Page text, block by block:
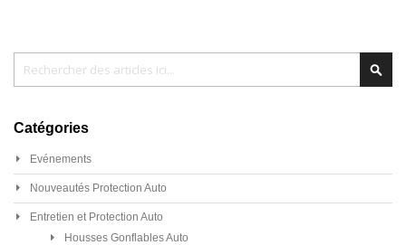
Catégories
Evénements
Nouveautés Protection Auto
Entretien et Protection Auto
Housses Gonflables Auto